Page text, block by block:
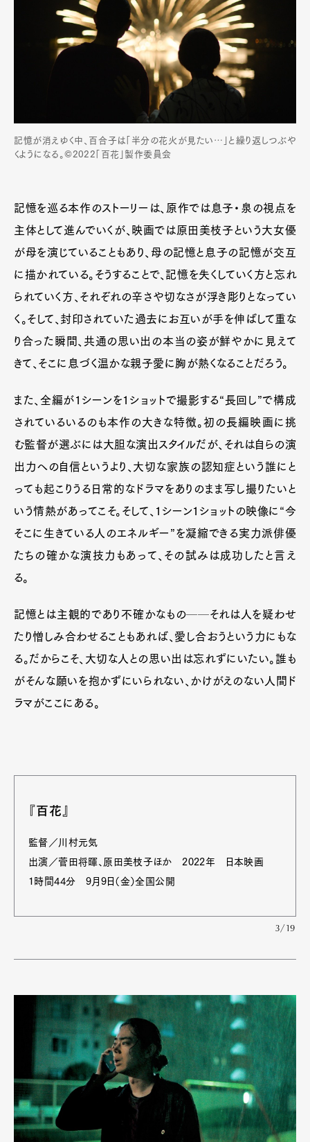
記憶が消えゆく中、百合子は「半分の花火が見たい…」と繰り返しつぶや
くようになる。©2022「百花」製作委員会
記憶を巡る本作のストーリーは、原作では息子・泉の視点を
主体として進んでいくが、映画では原田美枝子という大女優
が母を演じていることもあり、母の記憶と息子の記憶が交互
に描かれている。そうすることで、記憶を失くしていく方と忘れ
られていく方、それぞれの辛さや切なさが浮き彫りとなってい
く。そして、封印されていた過去にお互いが手を伸ばして重な
り合った瞬間、共通の思い出の本当の姿が鮮やかに見えて
きて、そこに息づく温かな親子愛に胸が熱くなることだろう。
また、全編が1シーンを1ショットで撮影する“長回し”で構成
されているいるのも本作の大きな特徴。初の長編映画に挑
む監督が選ぶには大胆な演出スタイルだが、それは自らの演
出力への自信というより、大切な家族の認知症という誰にと
っても起こりうる日常的なドラマをありのまま写し撮りたいと
いう情熱があってこそ。そして、1シーン1ショットの映像に“今
そこに生きている人のエネルギー”を凝縮できる実力派俳優
たちの確かな演技力もあって、その試みは成功したと言え
る。
記憶とは主観的であり不確かなもの──それは人を疑わせ
たり憎しみ合わせることもあれば、愛し合おうという力にもな
る。だからこそ、大切な人との思い出は忘れずにいたい。誰も
がそんな願いを抱かずにいられない、かけがえのない人間ド
ラマがここにある。
『百花』
監督／川村元気
出演／菅田将暉、原田美枝子ほか 2022年 日本映画
1時間44分 9月9日（金）全国公開
3/19